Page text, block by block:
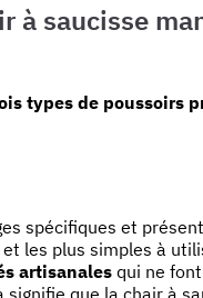
à saucisse
types de poussoirs
spécifiques et
les plus simples à
artisanalesqui ne font
signifie que la chair à